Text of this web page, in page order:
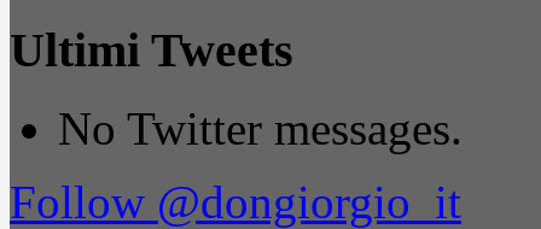
Ultimi Tweets
No Twitter messages.
Follow @dongiorgio_it